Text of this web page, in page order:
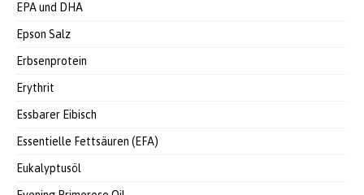
EPA und DHA
Epson Salz
Erbsenprotein
Erythrit
Essbarer Eibisch
Essentielle Fettsäuren (EFA)
Eukalyptusöl